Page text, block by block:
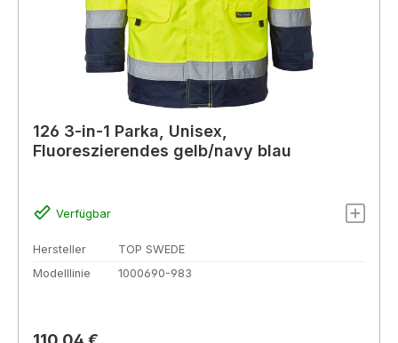
126 3-in-1 Parka, Unisex,
Fluoreszierendes gelb/navy blau
Verfügbar
Hersteller
TOP SWEDE
Modelllinie
1000690-983